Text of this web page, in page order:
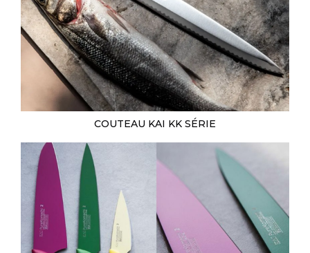
COUTEAU KAI KK SÉRIE